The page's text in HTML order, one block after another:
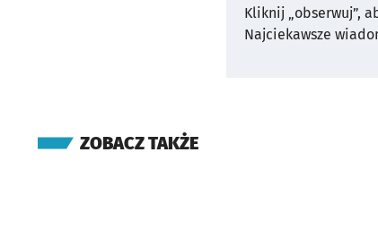
Kliknij „obserwuj”,
Najciekawsze
ZOBACZ TAKŻE